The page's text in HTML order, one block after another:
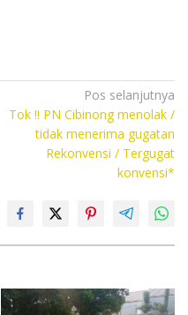
Pos selanjutnya
Tok !! PN Cibinong menolak /
tidak menerima gugatan
Rekonvensi / Tergugat
konvensi*